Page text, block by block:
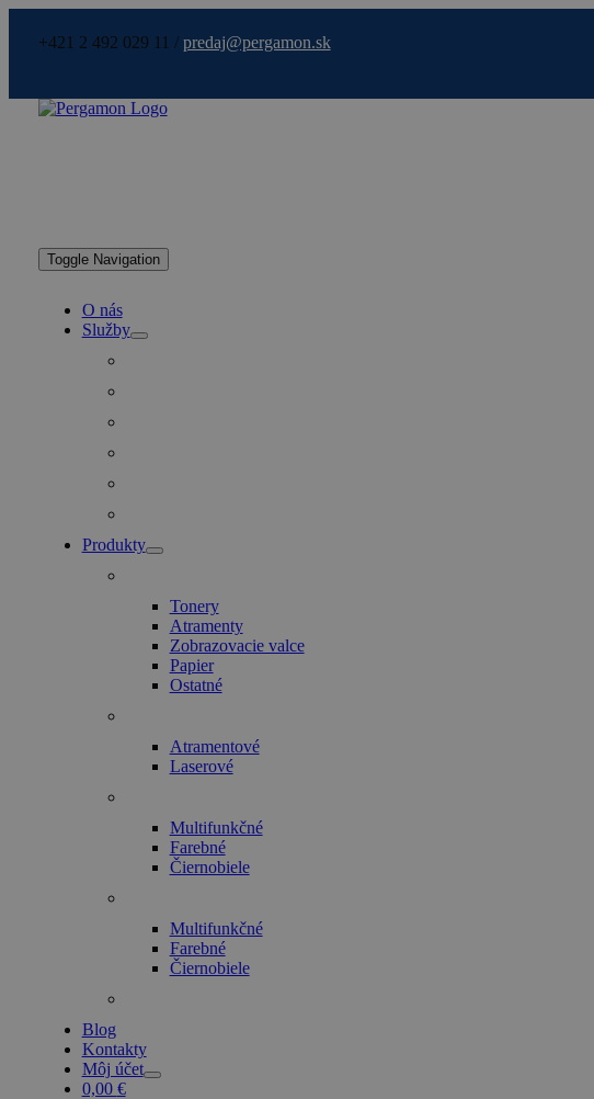
+421 2 492 029 11 / predaj@pergamon.sk
Toggle Navigation
O nás
Služby
Produkty
Tonery
Atramenty
Zobrazovacie valce
Papier
Ostatné
Atramentové
Laserové
Multifunkčné
Farebné
Čiernobiele
Multifunkčné
Farebné
Čiernobiele
Blog
Kontakty
Môj účet
0,00 €